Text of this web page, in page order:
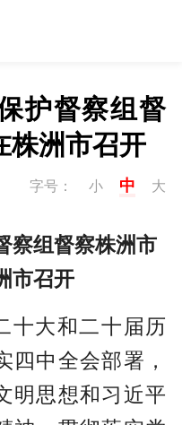
护督察组督
株洲市召开
字号： 小 中 大
察组督察株洲市
市召开
十大和二十届历
四中全会部署，
明思想和习近平